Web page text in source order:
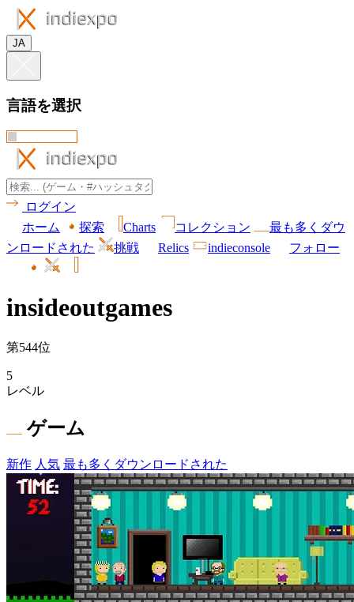
JA
言語を選択
ログイン
ホーム
探索 Charts コレクション
最も多くダウ
ンロードされた
挑戦 Relics indieconsole フォロー
insideoutgames
第544位
5
レベル
ゲーム
新作 人気 最も多くダウンロードされた